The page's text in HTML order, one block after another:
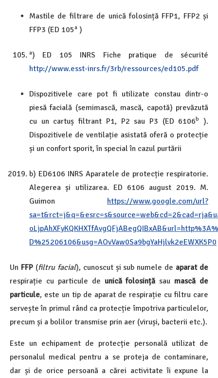
Mastile de filtrare de unică folosință FFP1, FFP2 și
FFP3 (ED 105a )
a) ED 105 INRS Fiche pratique de sécurité
http://www.esst-inrs.fr/3rb/ressources/ed105.pdf
Dispozitivele care pot fi utilizate constau dintr-o
piesă facială (semimască, mască, capotă) prevăzută
cu un cartuș filtrant P1, P2 sau P3 (ED 6106b
).
Dispozitivele de ventilație asistată oferă o protecție
și un confort sporit, în special în cazul purtării
b) ED6106 INRS Aparatele de protecție respiratorie.
Alegerea și utilizarea. ED 6106 august 2019. M.
Guimon https://www.google.com/url?
D%25206106&usg=AOvVaw0Sa9bgYaHjlvk2eEWXK5P0
Un FFP (filtru facial), cunoscut și sub numele de aparat de
respirație cu particule de unică folosință sau mască de
particule, este un tip de aparat de respirație cu filtru care
servește în primul rând ca protecție împotriva particulelor,
precum și a bolilor transmise prin aer (viruși, bacterii etc.).
Este un echipament de protecție personală utilizat de
personalul medical pentru a se proteja de contaminare,
dar și de orice persoană a cărei activitate îi expune la